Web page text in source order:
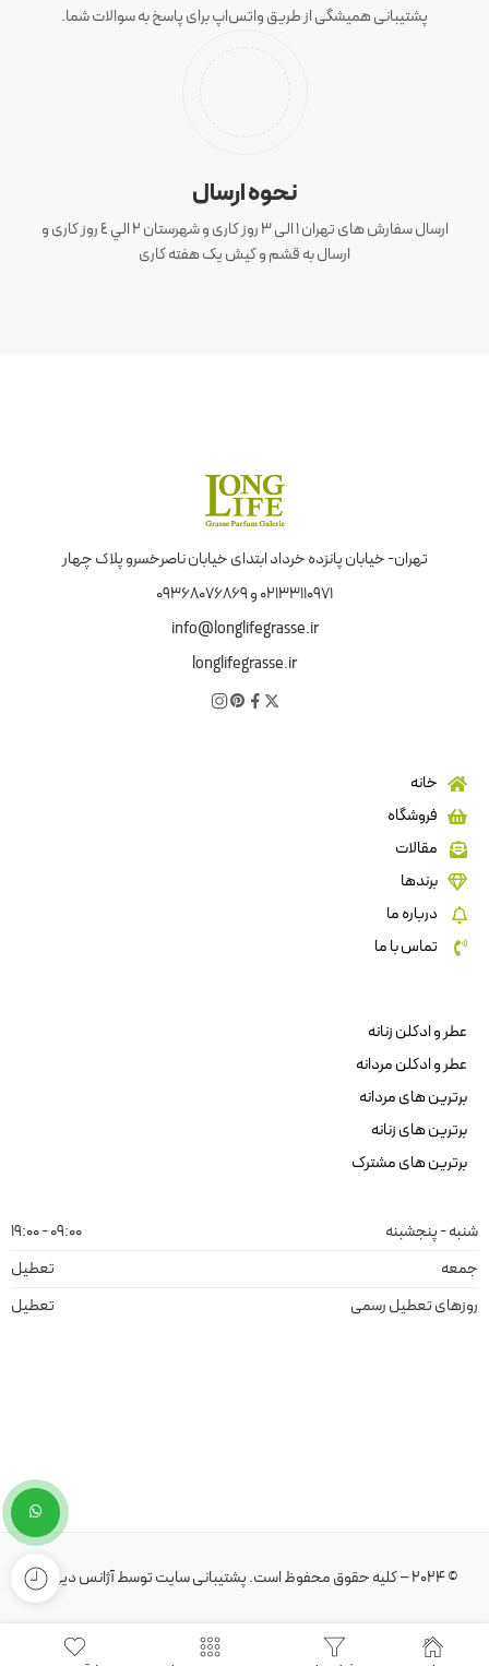
پشتیبانی همیشگی از طریق واتس‌اپ برای پاسخ به سوالات شما.
نحوه ارسال
ارسال سفارش های تهران 1 الی 3 روز کاری و شهرستان ٢ الي ٤ روز کاری و
ارسال به قشم و کیش یک هفته کاری
تهران- خیابان پانزده خرداد ابتدای خیابان ناصرخسرو پلاک چهار
02133110971 و 09368076869
info@longlifegrasse.ir
longlifegrasse.ir
خانه
فروشگاه
مقالات
برندها
درباره ما
تماس با ما
عطر و ادکلن زنانه
عطر و ادکلن مردانه
برترین های مردانه
برترین های زنانه
برترین های مشترک
شنبه - پنجشبنه
09:00 - 19:00
جمعه
تعطیل
روزهای تعطیل رسمی
تعطیل
© 2024 – کلیه حقوق محفوظ است. پشتیبانی سایتتوسطآژانس دیهیم.